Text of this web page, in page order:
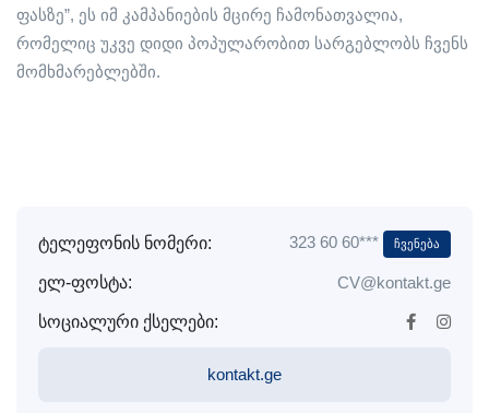
ფასზე”, ეს იმ კამპანიების მცირე ჩამონათვალია,
რომელიც უკვე დიდი პოპულარობით სარგებლობს ჩვენს
მომხმარებლებში.
ტელეფონის ნომერი: 323 60 60*** Ჩვენება
ელ-ფოსტა: CV@kontakt.ge
სოციალური ქსელები:
kontakt.ge